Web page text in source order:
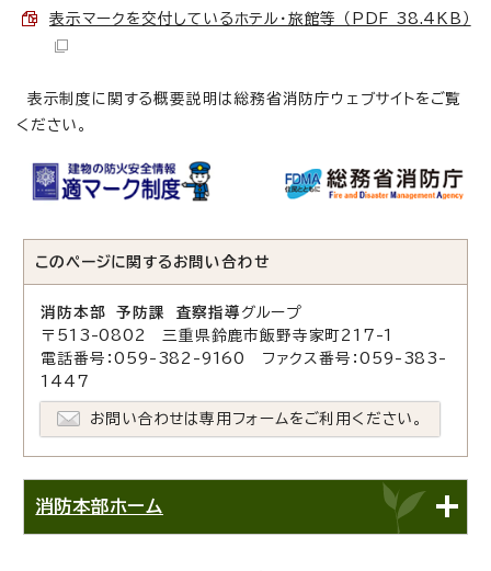
表示マークを交付しているホテル・旅館等 （PDF 38.4KB）
表示制度に関する概要説明は総務省消防庁ウェブサイトをご覧
ください。
このページに関する お問い合わせ
消防本部 予防課 査察指導 グループ
〒513-0802 三重県鈴鹿市飯野寺家町217-1
電話番号：059-382-9160 ファクス番号：059-383-
1447
お問い合わせは専用フォームをご利用ください。
消防本部ホーム